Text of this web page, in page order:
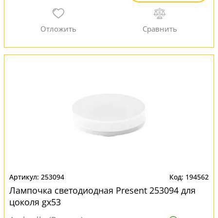
253094 194562
Лампочка светодиодная Present 253094 для
цоколя gx53